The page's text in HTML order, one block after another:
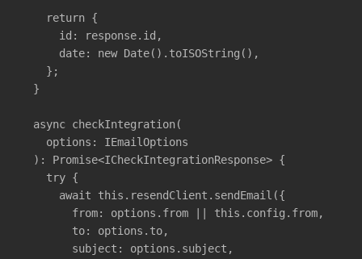
    return {
      id: response.id,
      date: new Date().toISOString(),
    };
  }
  async checkIntegration(
    options: IEmailOptions
  ): Promise<ICheckIntegrationResponse> {
    try {
      await this.resendClient.sendEmail({
        from: options.from || this.config.from,
        to: options.to,
        subject: options.subject,